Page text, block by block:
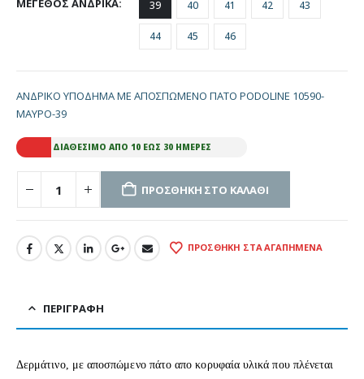
ΜΕΓΕΘΟΣ ΑΝΔΡΙΚΑ 39 40 41 42 43
44 45 46
ΑΝΔΡΙΚΟ ΥΠΟΔΗΜΑ ΜΕ ΑΠΟΣΠΩΜΕΝΟ ΠΑΤΟ PODOLINE 10590-
ΜΑΥΡΟ-39
ΔΙΑΘΈΣΙΜΟ ΑΠΌ 10 ΈΩΣ 30 ΗΜΈΡΕΣ
ΠΡΟΣΘΉΚΗ ΣΤΟ ΚΑΛΆΘΙ
ΠΡΟΣΘΉΚΗ ΣΤΑ ΑΓΑΠΗΜΈΝΑ
ΠΕΡΙΓΡΑΦΉ
Δερμάτινο, με αποσπώμενο πάτο απο κορυφαία υλικά που πλένεται